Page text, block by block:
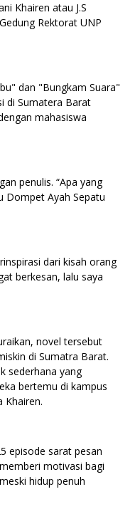
Khairen atau J.S
Rektorat UNP
dan "Bungkam Suara"
di Sumatera Barat
mahasiswa
penulis. “Apa yang
Dompet Ayah Sepatu
dari kisah orang
berkesan, lalu saya
novel tersebut
di Sumatra Barat.
sederhana yang
bertemu di kampus
Khairen.
episode sarat pesan
motivasi bagi
hidup penuh